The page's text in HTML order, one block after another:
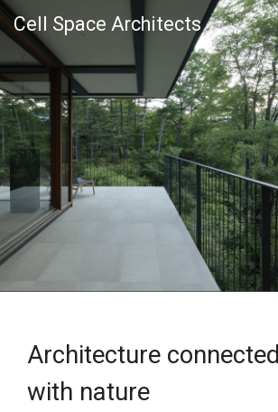
Cell Space Architects
Architecture connected
with nature